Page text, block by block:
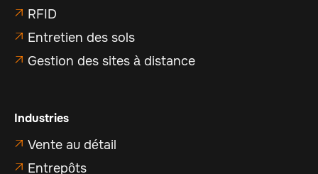
 RFID
 Entretien des sols
 Gestion des sites à distance
Industries
 Vente au détail
 Entrepôts